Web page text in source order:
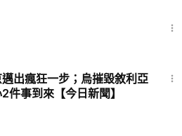
出瘋狂一步；烏摧毀敘利亞
最擔心2件事到來【今日新聞】